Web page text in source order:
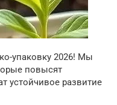
упаковку 2026! Мы
повысят
устойчивое развитие